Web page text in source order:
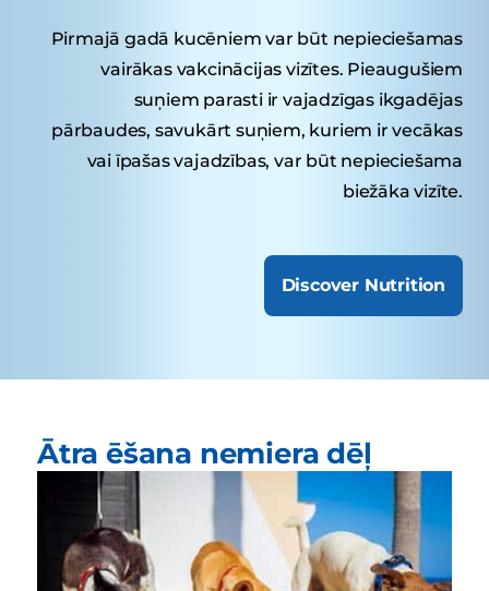
Pirmajā gadā kucēniem var būt nepieciešamas
vairākas vakcinācijas vizītes. Pieaugušiem
suņiem parasti ir vajadzīgas ikgadējas
pārbaudes, savukārt suņiem, kuriem ir vecākas
vai īpašas vajadzības, var būt nepieciešama
biežāka vizīte.
Discover Nutrition
Ātra ēšana nemiera dēļ